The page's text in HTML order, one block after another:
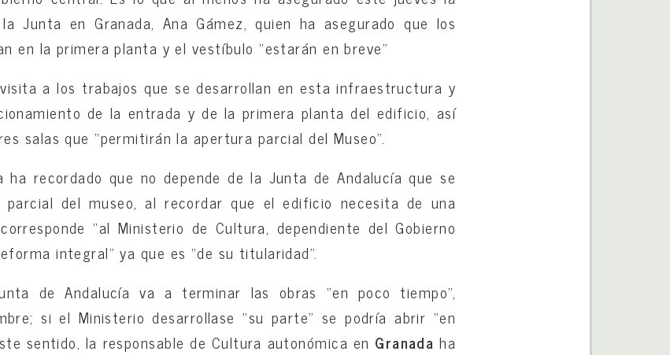
Junta en Granada, Ana Gámez, quien ha asegurado que los
en la primera planta y el vestíbulo “estarán en breve”
a los trabajos que se desarrollan en esta infraestructura y
de la entrada y de la primera planta del edificio, así
salas que “permitirán la apertura parcial del Museo”.
ha recordado que no depende de la Junta de Andalucía que se
del museo, al recordar que el edificio necesita de una
“al Ministerio de Cultura, dependiente del Gobierno
integral” ya que es “de su titularidad”.
de Andalucía va a terminar las obras “en poco tiempo”,
si el Ministerio desarrollase “su parte” se podría abrir “en
sentido, la responsable de Cultura autonómica en Granada ha